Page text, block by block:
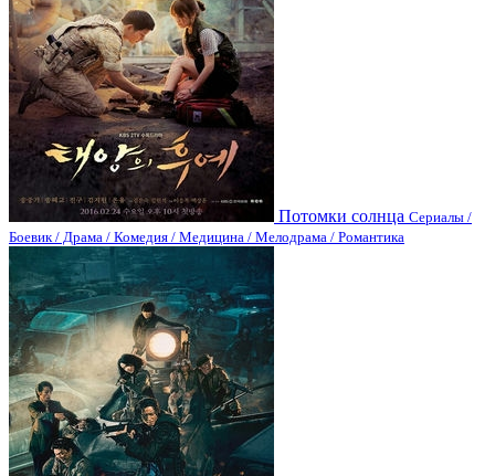
Потомки солнца Сериалы /
Боевик / Драма / Комедия / Медицина / Мелодрама / Романтика